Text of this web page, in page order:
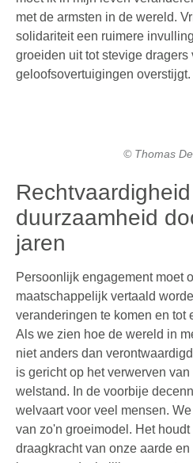
met de armsten in de wereld.
solidariteit een ruimere
groeiden uit tot stevige
geloofsovertuigingen overstijgt.
© Thomas
duurzaamheid
jaren
Persoonlijk engagement moet
maatschappelijk vertaald
veranderingen te komen en tot
Als we zien hoe de wereld in
niet anders dan
is gericht op het verwerven
welstand. In de voorbije
welvaart voor veel mensen.
van zo'n groeimodel. Het
draagkracht van onze aarde